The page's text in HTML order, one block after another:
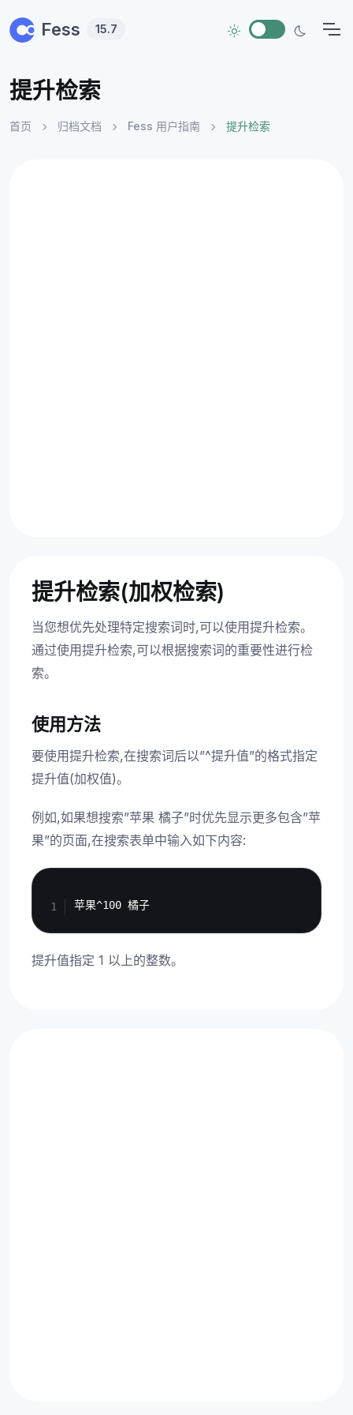
Fess 15.7
提升检索
首页 归档文档 Fess 用户指南 提升检索
提升检索(加权检索)
当您想优先处理特定搜索词时,可以使用提升检索。
通过使用提升检索,可以根据搜索词的重要性进行检
索。
使用方法
要使用提升检索,在搜索词后以”^提升值”的格式指定
提升值(加权值)。
例如,如果想搜索”苹果 橘子”时优先显示更多包含”苹
果”的页面,在搜索表单中输入如下内容:
提升值指定 1 以上的整数。